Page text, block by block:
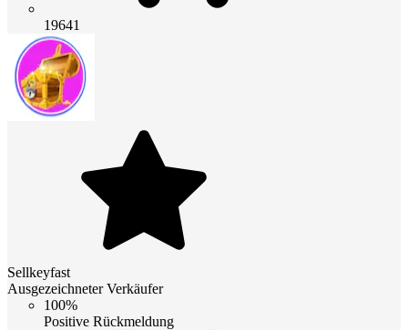
19641
Sellkeyfast
Ausgezeichneter Verkäufer
100%
Positive Rückmeldung